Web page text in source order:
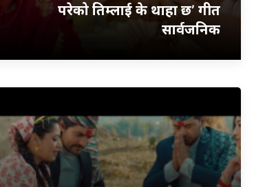
परेको तिम्लाई के थाहा छ’ गीत
सार्वजनिक